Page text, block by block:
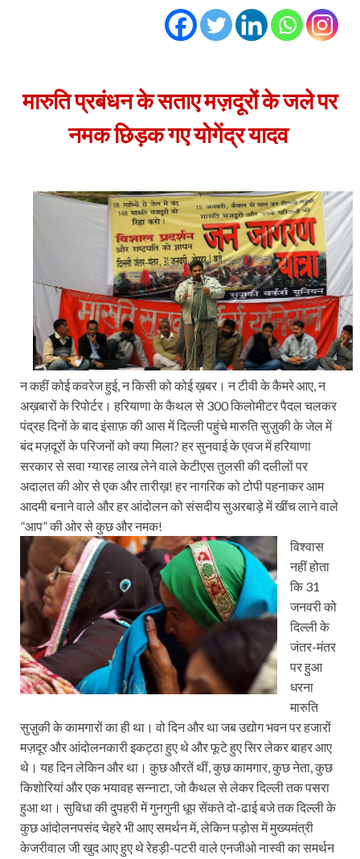
मारुति प्रबंधन के सताए मज़दूरों के जले पर
नमक छिड़क गए योगेंद्र यादव
न कहीं कोई कवरेज हुई, न किसी को कोई ख़बर। न टीवी के कैमरे आए, न
अख़बारों के रिपोर्टर। हरियाणा के कैथल से 300 किलोमीटर पैदल चलकर
पंद्रह दिनों के बाद इंसाफ़ की आस में दिल्‍ली पहुंचे मारुति सुज़ुकी के जेल में
बंद मज़दूरों के परिजनों को क्‍या मिला? हर सुनवाई के एवज में हरियाणा
सरकार से सवा ग्‍यारह लाख लेने वाले केटीएस तुलसी की दलीलों पर
अदालत की ओर से एक और तारीख़! हर नागरिक को टोपी पहनाकर आम
आदमी बनाने वाले और हर आंदोलन को संसदीय सुअरबाड़े में खींच लाने वाले
”आप” की ओर से कुछ और नमक!
विश्‍वास
नहीं होता
कि 31
जनवरी को
दिल्‍ली के
जंतर-मंतर
पर हुआ
धरना
मारुति
सुज़ुकी के कामगारों का ही था। वो दिन और था जब उद्योग भवन पर हजारों
मज़दूर और आंदोलनकारी इकट्ठा हुए थे और फूटे हुए सिर लेकर बाहर आए
थे। यह दिन लेकिन और था। कुछ औरतें थीं, कुछ कामगार, कुछ नेता, कुछ
किशोरियां और एक भयावह सन्‍नाटा, जो कैथल से लेकर दिल्‍ली तक पसरा
हुआ था। सुविधा की दुपहरी में गुनगुनी धूप सेंकते दो-ढाई बजे तक दिल्‍ली के
कुछ आंदोलनपसंद चेहरे भी आए समर्थन में, लेकिन पड़ोस में मुख्‍यमंत्री
केजरीवाल जी खुद आए हुए थे रेहड़ी-पटरी वाले एनजीओ नास्‍वी का समर्थन